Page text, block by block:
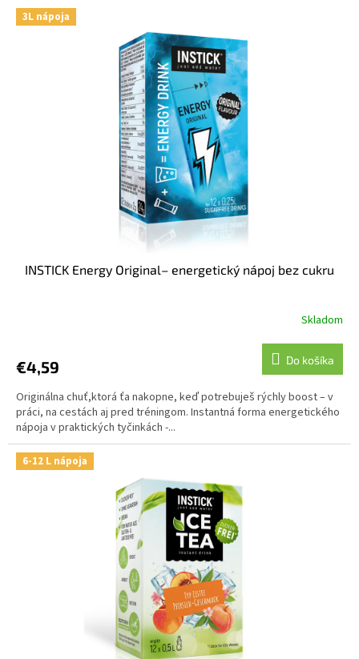
3L nápoja
INSTICK Energy Original– energetický nápoj bez cukru
Skladom
€4,59 Do košíka
Originálna chuť,ktorá ťa nakopne, keď potrebuješ rýchly boost – v
práci, na cestách aj pred tréningom. Instantná forma energetického
nápoja v praktických tyčinkách -...
6-12 L nápoja